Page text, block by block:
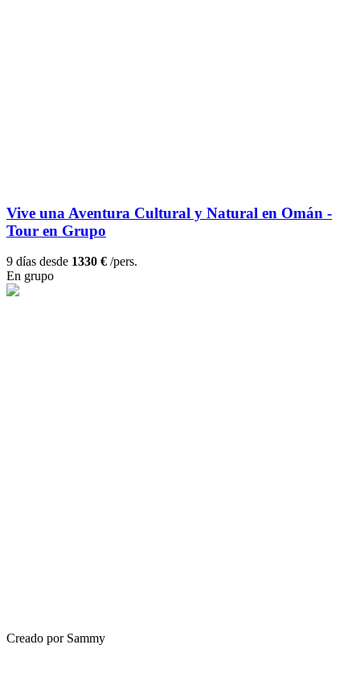
Vive una Aventura Cultural y Natural en Omán -
Tour en Grupo
9 días desde 1330 € /pers.
En grupo
Creado por Sammy